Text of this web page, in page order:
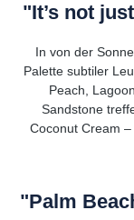
"It’s not
In von der
Palette subtiler
Peach,
Sandstone
Coconut Cream
"Palm